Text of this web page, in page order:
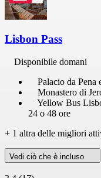
Lisbon Pass
Disponibile domani
Palacio da Pena
Monastero di
Yellow Bus
24 o 48 ore
+ 1 altra delle migliori
Vedi ciò che è incluso